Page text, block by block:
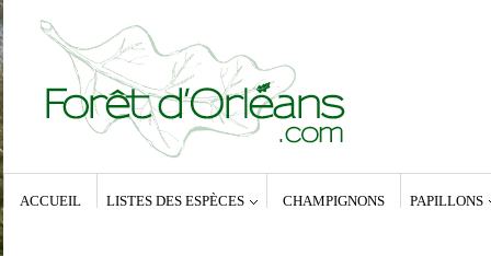
Articles
ACCUEIL LISTES DES ESPÈCES CHAMPIGNONS PAPILLONS